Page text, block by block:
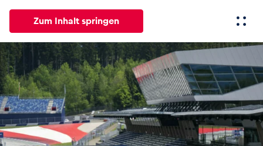
Zum Inhalt springen
Alle News Events Erlebnisse Seiten
News
Alle anzeigen